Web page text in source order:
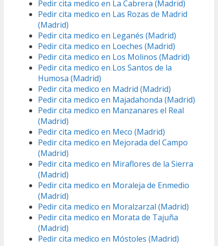
Pedir cita medico en La Cabrera (Madrid)
Pedir cita medico en Las Rozas de Madrid
(Madrid)
Pedir cita medico en Leganés (Madrid)
Pedir cita medico en Loeches (Madrid)
Pedir cita medico en Los Molinos (Madrid)
Pedir cita medico en Los Santos de la
Humosa (Madrid)
Pedir cita medico en Madrid (Madrid)
Pedir cita medico en Majadahonda (Madrid)
Pedir cita medico en Manzanares el Real
(Madrid)
Pedir cita medico en Meco (Madrid)
Pedir cita medico en Mejorada del Campo
(Madrid)
Pedir cita medico en Miraflores de la Sierra
(Madrid)
Pedir cita medico en Moraleja de Enmedio
(Madrid)
Pedir cita medico en Moralzarzal (Madrid)
Pedir cita medico en Morata de Tajuña
(Madrid)
Pedir cita medico en Móstoles (Madrid)